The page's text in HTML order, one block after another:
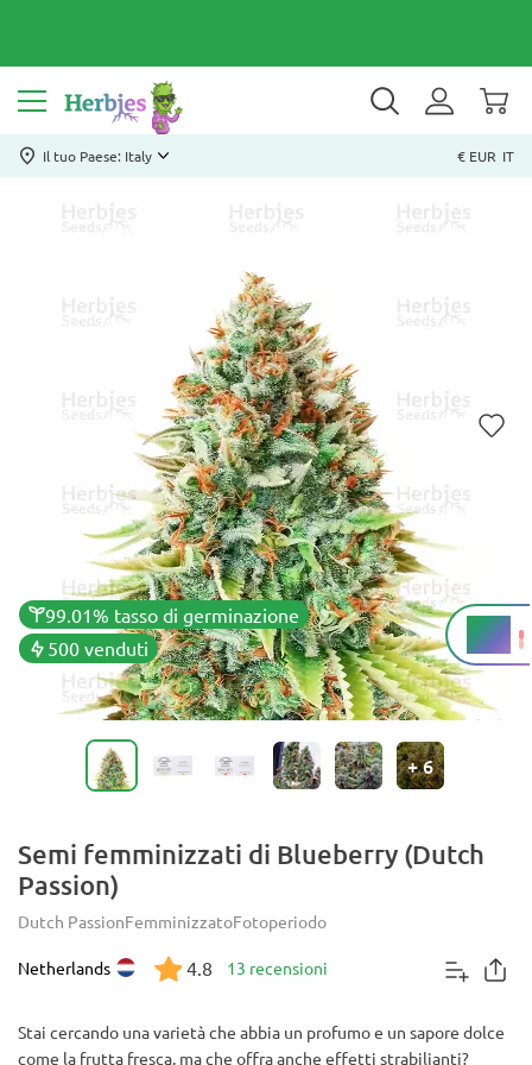
Il tuo Paese: Italy € EUR IT
99.01% tasso di germinazione
500 venduti
20%
THC
+6
Semi femminizzati di Blueberry (Dutch
Passion)
Dutch PassionFemminizzatoFotoperiodo
Netherlands 4.8 13 recensioni
Stai cercando una varietà che abbia un profumo e un sapore dolce
come la frutta fresca, ma che offra anche effetti strabilianti?